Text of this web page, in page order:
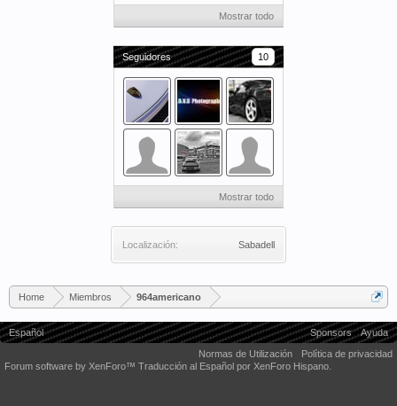
Mostrar todo
Seguidores 10
Mostrar todo
Localización: Sabadell
Home Miembros 964americano
Español Sponsors
Ayuda
Normas de Utilización
Política de privacidad
Forum software by XenForo™ Traducción al Español por XenForo Hispano.